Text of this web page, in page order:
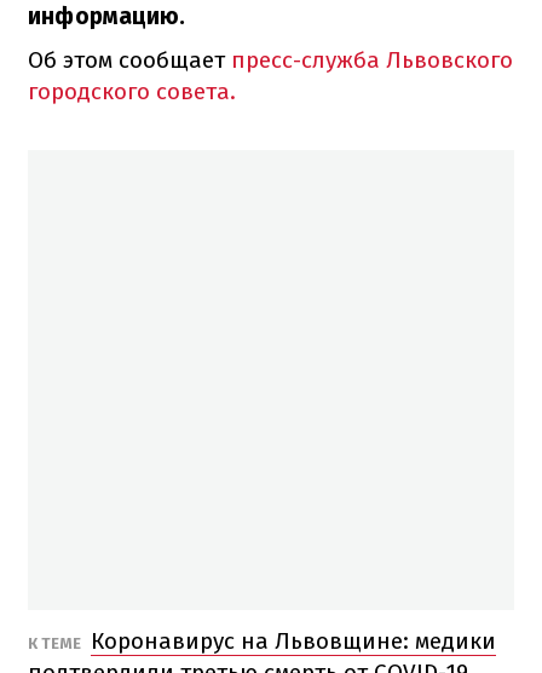
информацию.
Об этом сообщает пресс-служба Львовского
городского совета.
К ТЕМЕ
Коронавирус на Львовщине: медики